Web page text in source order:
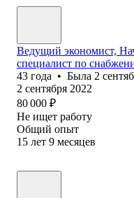
Ведущий экономист,
специалист по
43 года • Была 2
2 сентября 2022
80 000 ₽
Не ищет работу
Общий опыт
15 лет 9 месяцев